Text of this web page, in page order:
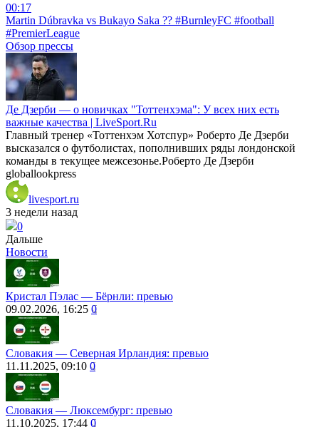
00:17
Martin Dúbravka vs Bukayo Saka ?? #BurnleyFC #football
#PremierLeague
Обзор прессы
Де Дзерби — о новичках "Тоттенхэма": У всех них есть
важные качества | LiveSport.Ru
Главный тренер «Тоттенхэм Хотспур» Роберто Де Дзерби
высказался о футболистах, пополнивших ряды лондонской
команды в текущее межсезонье.Роберто Де Дзерби
globallookpress
livesport.ru
3 недели назад
0
Дальше
Новости
Кристал Пэлас ― Бёрнли: превью
09.02.2026, 16:25 0
Словакия — Северная Ирландия: превью
11.11.2025, 09:10 0
Словакия ― Люксембург: превью
11.10.2025, 17:44 0